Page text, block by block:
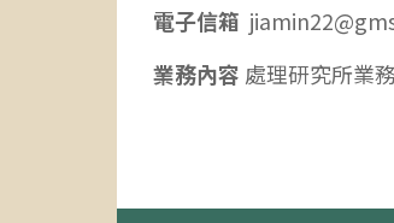
電子信箱
業務內容 處理研究所業